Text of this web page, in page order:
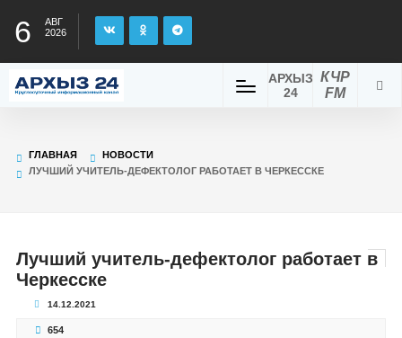
6
АВГ
2026
КЧР
FM
АРХЫЗ
24
ГЛАВНАЯ
НОВОСТИ
ЛУЧШИЙ УЧИТЕЛЬ-ДЕФЕКТОЛОГ РАБОТАЕТ В ЧЕРКЕССКЕ
Лучший учитель-дефектолог работает в
Черкесске
14.12.2021
654